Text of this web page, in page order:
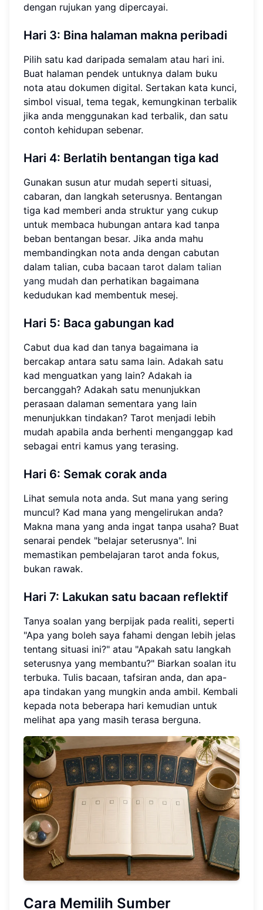
dengan rujukan yang dipercayai.
Hari 3: Bina halaman makna peribadi
Pilih satu kad daripada semalam atau hari ini.
Buat halaman pendek untuknya dalam buku
nota atau dokumen digital. Sertakan kata kunci,
simbol visual, tema tegak, kemungkinan terbalik
jika anda menggunakan kad terbalik, dan satu
contoh kehidupan sebenar.
Hari 4: Berlatih bentangan tiga kad
Gunakan susun atur mudah seperti situasi,
cabaran, dan langkah seterusnya. Bentangan
tiga kad memberi anda struktur yang cukup
untuk membaca hubungan antara kad tanpa
beban bentangan besar. Jika anda mahu
membandingkan nota anda dengan cabutan
dalam talian, cuba bacaan tarot dalam talian
yang mudah dan perhatikan bagaimana
kedudukan kad membentuk mesej.
Hari 5: Baca gabungan kad
Cabut dua kad dan tanya bagaimana ia
bercakap antara satu sama lain. Adakah satu
kad menguatkan yang lain? Adakah ia
bercanggah? Adakah satu menunjukkan
perasaan dalaman sementara yang lain
menunjukkan tindakan? Tarot menjadi lebih
mudah apabila anda berhenti menganggap kad
sebagai entri kamus yang terasing.
Hari 6: Semak corak anda
Lihat semula nota anda. Sut mana yang sering
muncul? Kad mana yang mengelirukan anda?
Makna mana yang anda ingat tanpa usaha? Buat
senarai pendek "belajar seterusnya". Ini
memastikan pembelajaran tarot anda fokus,
bukan rawak.
Hari 7: Lakukan satu bacaan reflektif
Tanya soalan yang berpijak pada realiti, seperti
"Apa yang boleh saya fahami dengan lebih jelas
tentang situasi ini?" atau "Apakah satu langkah
seterusnya yang membantu?" Biarkan soalan itu
terbuka. Tulis bacaan, tafsiran anda, dan apa-
apa tindakan yang mungkin anda ambil. Kembali
kepada nota beberapa hari kemudian untuk
melihat apa yang masih terasa berguna.
Cara Memilih Sumber